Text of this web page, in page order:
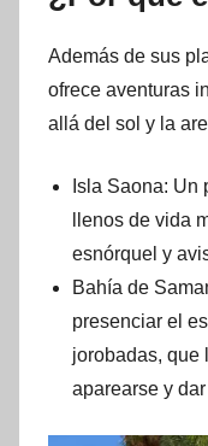
Además de sus
ofrece aventuras
allá del sol y la
Isla Saona: Un
llenos de vida
esnórquel y
Bahía de
presenciar el
jorobadas, que
aparearse y